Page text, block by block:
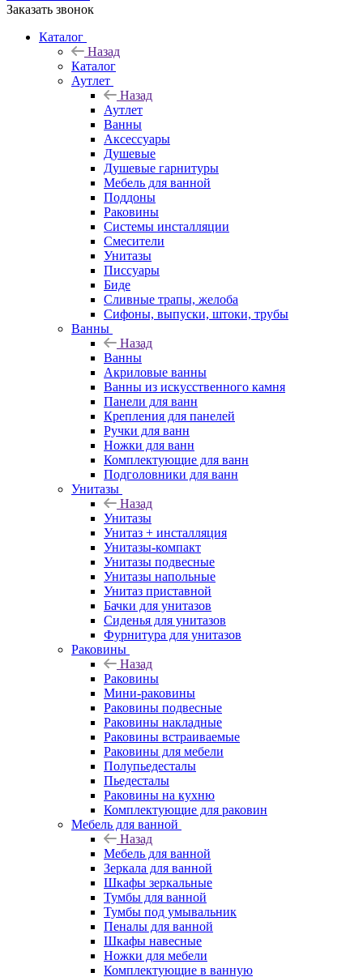
Заказать звонок
Каталог
Назад
Каталог
Аутлет
Назад
Аутлет
Ванны
Аксессуары
Душевые
Душевые гарнитуры
Мебель для ванной
Поддоны
Раковины
Системы инсталляции
Смесители
Унитазы
Писсуары
Биде
Сливные трапы, желоба
Сифоны, выпуски, штоки, трубы
Ванны
Назад
Ванны
Акриловые ванны
Ванны из искусственного камня
Панели для ванн
Крепления для панелей
Ручки для ванн
Ножки для ванн
Комплектующие для ванн
Подголовники для ванн
Унитазы
Назад
Унитазы
Унитаз + инсталляция
Унитазы-компакт
Унитазы подвесные
Унитазы напольные
Унитаз приставной
Бачки для унитазов
Сиденья для унитазов
Фурнитура для унитазов
Раковины
Назад
Раковины
Мини-раковины
Раковины подвесные
Раковины накладные
Раковины встраиваемые
Раковины для мебели
Полупьедесталы
Пьедесталы
Раковины на кухню
Комплектующие для раковин
Мебель для ванной
Назад
Мебель для ванной
Зеркала для ванной
Шкафы зеркальные
Тумбы для ванной
Тумбы под умывальник
Пеналы для ванной
Шкафы навесные
Ножки для мебели
Комплектующие в ванную